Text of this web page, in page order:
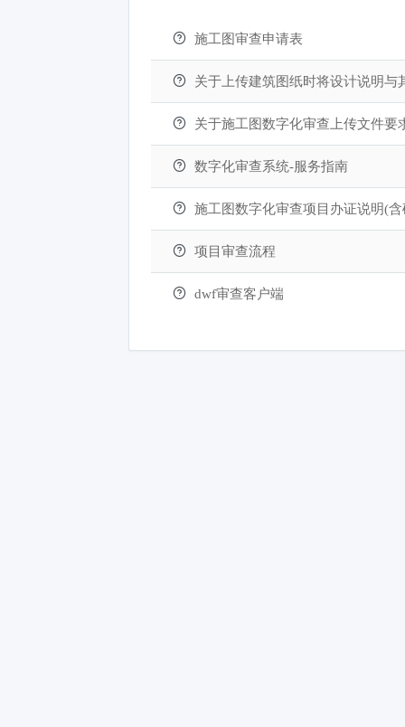
施工图审查申请表
关于上传建筑图纸时将设计说明与
关于施工图数字化审查上传文件要
数字化审查系统-服务指南
施工图数字化审查项目办证说明(
项目审查流程
dwf审查客户端